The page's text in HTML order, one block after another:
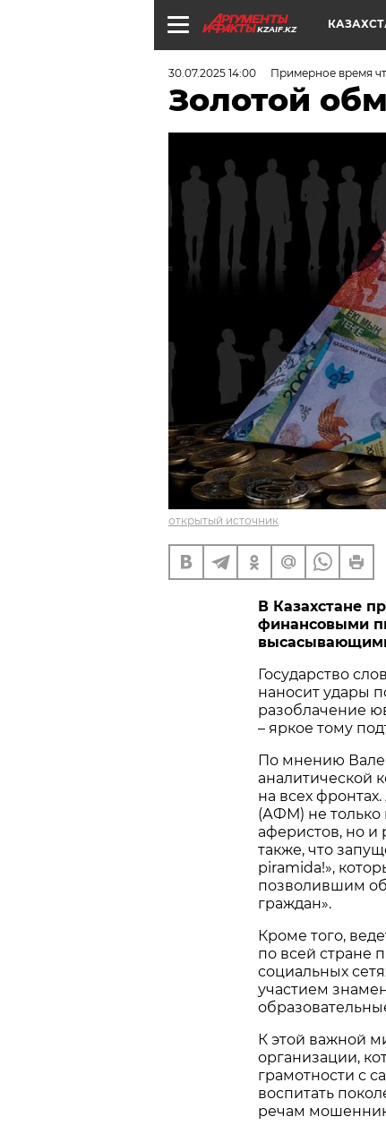
KZAIF.KZ
30.07.2025 14:00 Примерное время
Золотой
открытый источник
В Казахстане
финансовыми
Государство
наносит удары
разоблачение
– яркое тому
По мнению
аналитической
на всех
(АФМ) не только
аферистов, но и
также, что
piramida!»,
позволившим
граждан».
Кроме того,
по всей стране
социальных
участием
К этой важной
организации,
грамотности с
воспитать
речам